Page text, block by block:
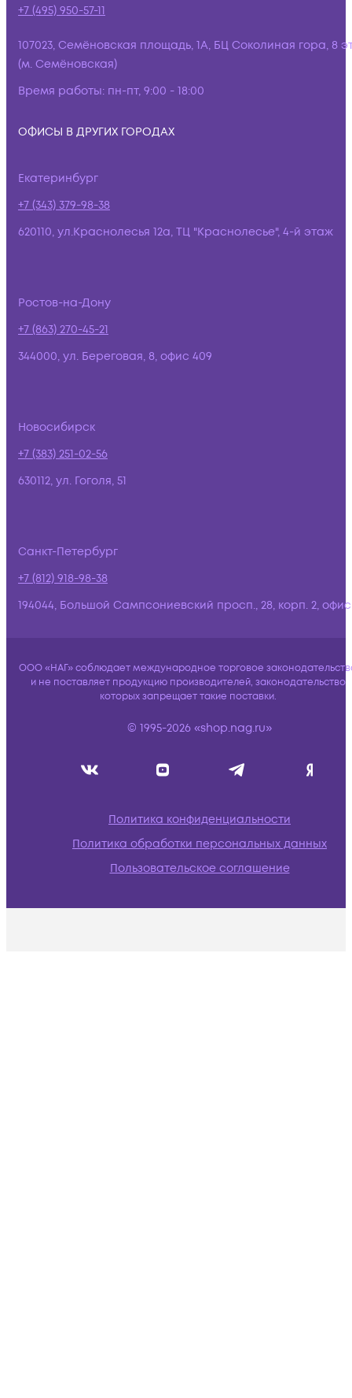
+7 (495) 950-57-11
107023, Семёновская площадь, 1А, БЦ Соколиная гора, 8
(м. Семёновская)
Время работы: пн-пт, 9:00 - 18:00
ОФИСЫ В ДРУГИХ ГОРОДАХ
Екатеринбург
+7 (343) 379-98-38
620110, ул.Краснолесья 12а, ТЦ "Краснолесье", 4-й этаж
Ростов-на-Дону
+7 (863) 270-45-21
344000, ул. Береговая, 8, офис 409
Новосибирск
+7 (383) 251-02-56
630112, ул. Гоголя, 51
Санкт-Петербург
+7 (812) 918-98-38
194044, Большой Сампсониевский просп., 28, корп. 2,
ООО «НАГ» соблюдает международное торговое
и не поставляет продукцию производителей, законодательство
которых запрещает такие поставки.
© 1995-2026 «shop.nag.ru»
Политика конфиденциальности
Политика обработки персональных данных
Пользовательское соглашение